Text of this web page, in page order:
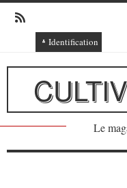
Identification
Connexion
Connexion via
Inscription
Ajout texte ou
Le